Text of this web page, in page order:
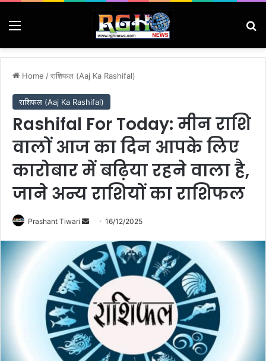
Menu
Home /राशिफल (Aaj Ka Rashifal)
राशिफल (Aaj Ka Rashifal)
Rashifal For Today: मीन राशि
वालों आज का दिन आपके लिए
कारोबार में बढ़िया रहने वाला है,
जाने अन्य राशियों का राशिफल
Prashant Tiwari
Send
email
16/12/2025